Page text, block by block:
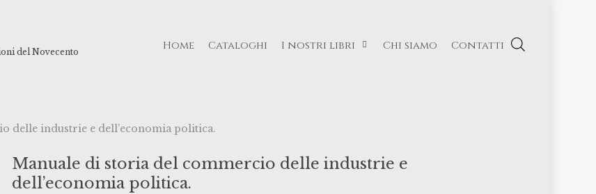
del Novecento
Home Cataloghi I nostri libri Chi siamo Contatti
delle industrie e dell’economia politica.
Manuale di storia del commercio delle industrie e
dell’economia politica.